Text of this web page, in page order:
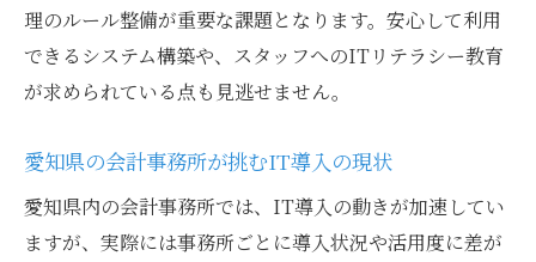
フロントエンド対応の会計事務所を見極め
る
名古屋市東区で信頼できる会計事務所の探
経営パートナーとしての会計事務所の役割
とは
クラウド会計が導く新たな選び方の基準
理のルール整備が重要な課題となります。安心して利用
できるシステム構築や、スタッフへのITリテラシー教育
が求められている点も見逃せません。
愛知県の会計事務所が挑むIT導入の現状
愛知県内の会計事務所では、IT導入の動きが加速してい
ますが、実際には事務所ごとに導入状況や活用度に差が